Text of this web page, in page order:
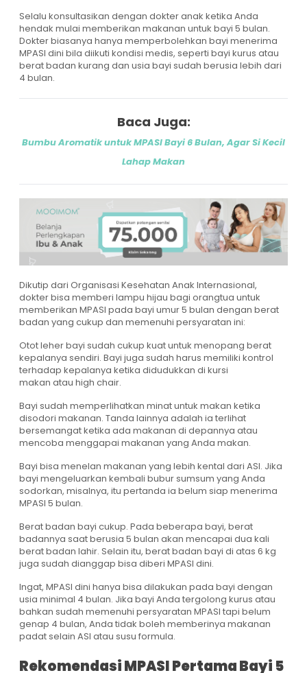
Selalu konsultasikan dengan dokter anak ketika Anda
hendak mulai memberikan makanan untuk bayi 5 bulan.
Dokter biasanya hanya memperbolehkan bayi menerima
MPASI dini bila diikuti kondisi medis, seperti bayi kurus atau
berat badan kurang dan usia bayi sudah berusia lebih dari
4 bulan.
Baca Juga:
Bumbu Aromatik untuk MPASI Bayi 6 Bulan, Agar Si Kecil
Lahap Makan
Dikutip dari Organisasi Kesehatan Anak Internasional,
dokter bisa memberi lampu hijau bagi orangtua untuk
memberikan MPASI pada bayi umur 5 bulan dengan berat
badan yang cukup dan memenuhi persyaratan ini:
Otot leher bayi sudah cukup kuat untuk menopang berat
kepalanya sendiri. Bayi juga sudah harus memiliki kontrol
terhadap kepalanya ketika didudukkan di kursi
makan atau high chair.
Bayi sudah memperlihatkan minat untuk makan ketika
disodori makanan. Tanda lainnya adalah ia terlihat
bersemangat ketika ada makanan di depannya atau
mencoba menggapai makanan yang Anda makan.
Bayi bisa menelan makanan yang lebih kental dari ASI. Jika
bayi mengeluarkan kembali bubur sumsum yang Anda
sodorkan, misalnya, itu pertanda ia belum siap menerima
MPASI 5 bulan.
Berat badan bayi cukup. Pada beberapa bayi, berat
badannya saat berusia 5 bulan akan mencapai dua kali
berat badan lahir. Selain itu, berat badan bayi di atas 6 kg
juga sudah dianggap bisa diberi MPASI dini.
Ingat, MPASI dini hanya bisa dilakukan pada bayi dengan
usia minimal 4 bulan. Jika bayi Anda tergolong kurus atau
bahkan sudah memenuhi persyaratan MPASI tapi belum
genap 4 bulan, Anda tidak boleh memberinya makanan
padat selain ASI atau susu formula.
Rekomendasi MPASI Pertama Bayi 5